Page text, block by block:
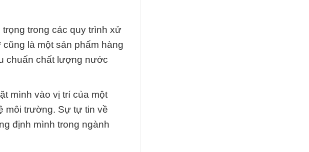
trong các quy trình xử
là một sản phẩm hàng
chuẩn chất lượng nước
mình vào vị trí của một
môi trường. Sự tự tin về
định mình trong ngành